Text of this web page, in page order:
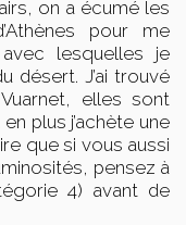
on a écumé les
pour me
lesquelles je
désert. J’ai trouvé
elles sont
plus j’achète une
que si vous aussi
pensez à
4) avant de